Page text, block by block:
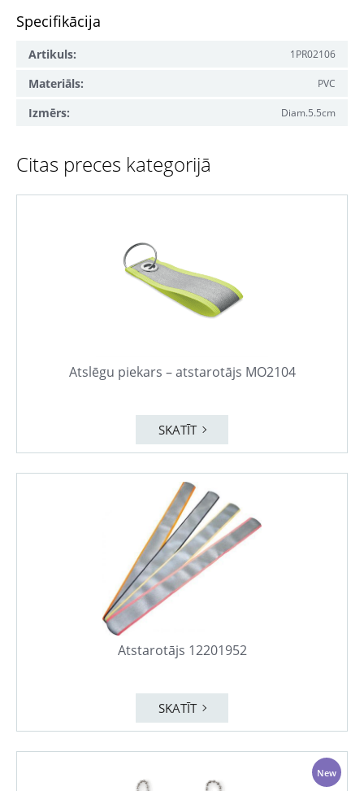
Specifikācija
Artikuls: 1PR02106
Materiāls: PVC
Izmērs: Diam.5.5cm
Citas preces kategorijā
Atslēgu piekars – atstarotājs MO2104
SKATĪT
Atstarotājs 12201952
SKATĪT
New